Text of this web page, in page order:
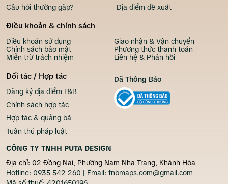
Câu hỏi thường gặp?
Địa điểm đề xuất
Điều khoản & chính sách
Điều khoản sử dụng
Chính sách bảo mật
Miễn trừ trách nhiệm
Giao nhận & Vận chuyển
Phương thức thanh toán
Liên hệ & Phản hồi
Đối tác / Hợp tác
Đăng ký địa điểm F&B
Chính sách hợp tác
Hợp tác & quảng bá
Tuân thủ pháp luật
CÔNG TY TNHH PUTA DESIGN
Địa chỉ: 02 Đồng Nai, Phường Nam Nha Trang, Khánh Hòa
Hotline: 0935 542 260 | Email: fnbmaps.com@gmail.com
Đã Thông Báo